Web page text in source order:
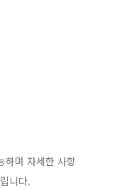
하며 자세한 사항
니다.